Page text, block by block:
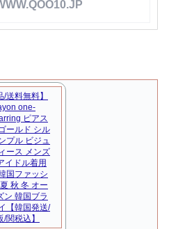
/送料無料】
one-
ピアス
ールド シル
プル ビジュ
ース メンズ
イドル着用
国ファッシ
秋 冬 オー
ン 韓国ブラ
【韓国発送/
関税込】